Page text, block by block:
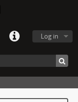
Log in